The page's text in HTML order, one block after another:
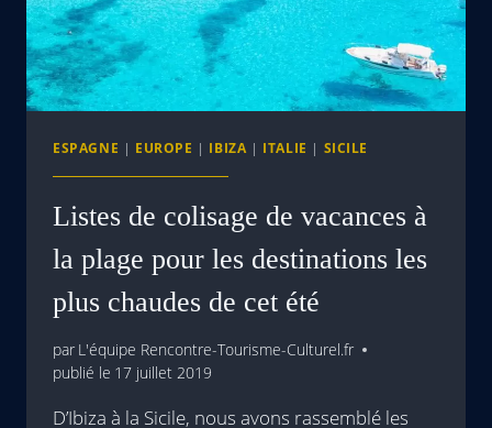
ESPAGNE | EUROPE | IBIZA | ITALIE | SICILE
Listes de colisage de vacances à
la plage pour les destinations les
plus chaudes de cet été
par L'équipe Rencontre-Tourisme-Culturel.fr
publié le 17 juillet 2019
D’Ibiza à la Sicile, nous avons rassemblé les